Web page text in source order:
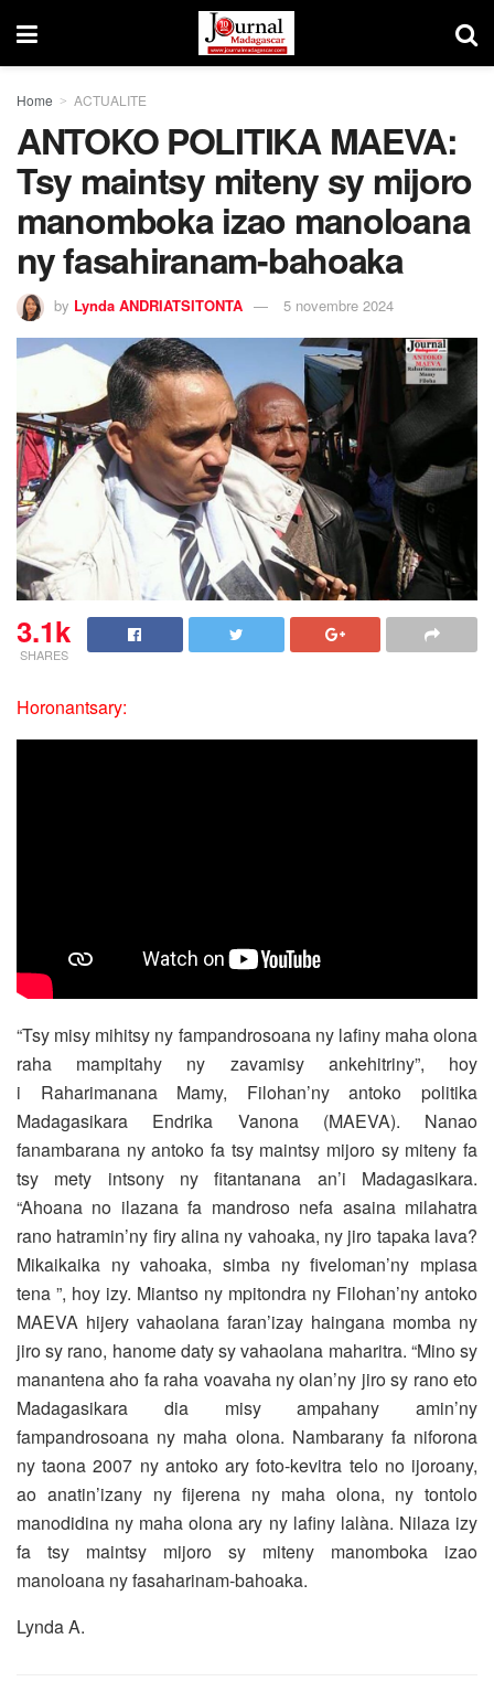
Home ACTUALITE
ANTOKO POLITIKA MAEVA:
Tsy maintsy miteny sy mijoro
manomboka izao manoloana
ny fasahiranam-bahoaka
by Lynda ANDRIATSITONTA 5 novembre 2024
3.1k
SHARES
Horonantsary:
“Tsy misy mihitsy ny fampandrosoana ny lafiny maha olona
raha mampitahy ny zavamisy ankehitriny”, hoy
i Raharimanana Mamy, Filohan’ny antoko politika
Madagasikara Endrika Vanona (MAEVA). Nanao
fanambarana ny antoko fa tsy maintsy mijoro sy miteny fa
tsy mety intsony ny fitantanana an’i Madagasikara.
“Ahoana no ilazana fa mandroso nefa asaina milahatra
rano hatramin’ny firy alina ny vahoaka, ny jiro tapaka lava?
Mikaikaika ny vahoaka, simba ny fiveloman’ny mpiasa
tena ”, hoy izy. Miantso ny mpitondra ny Filohan’ny antoko
MAEVA hijery vahaolana faran’izay haingana momba ny
jiro sy rano, hanome daty sy vahaolana maharitra. “Mino sy
manantena aho fa raha voavaha ny olan’ny jiro sy rano eto
Madagasikara dia misy ampahany amin’ny
fampandrosoana ny maha olona. Nambarany fa niforona
ny taona 2007 ny antoko ary foto-kevitra telo no ijoroany,
ao anatin’izany ny fijerena ny maha olona, ny tontolo
manodidina ny maha olona ary ny lafiny lalàna. Nilaza izy
fa tsy maintsy mijoro sy miteny manomboka izao
manoloana ny fasaharinam-bahoaka.
Lynda A.